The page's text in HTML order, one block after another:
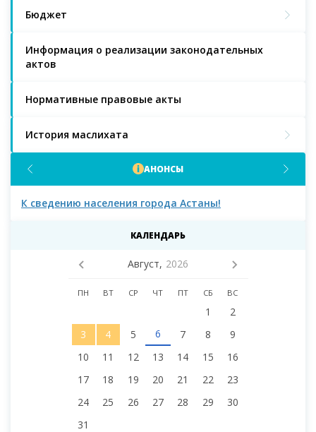
Бюджет
Информация о реализации законодательных
актов
Нормативные правовые акты
История маслихата
АНОНСЫ
К сведению населения города Астаны!
КАЛЕНДАРЬ
Август, 2026
ПН ВТ СР ЧТ ПТ СБ ВС
1
2
3
4 5 6 7 8
9
10
11 12 13 14 15
16
17
18 19 20 21 22
23
24
25 26 27 28 29
30
31